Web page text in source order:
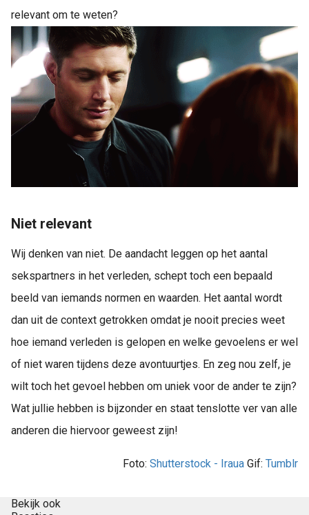
relevant om te weten?
Niet relevant
Wij denken van niet. De aandacht leggen op het aantal
sekspartners in het verleden, schept toch een bepaald
beeld van iemands normen en waarden. Het aantal wordt
dan uit de context getrokken omdat je nooit precies weet
hoe iemand verleden is gelopen en welke gevoelens er wel
of niet waren tijdens deze avontuurtjes. En zeg nou zelf, je
wilt toch het gevoel hebben om uniek voor de ander te zijn?
Wat jullie hebben is bijzonder en staat tenslotte ver van alle
anderen die hiervoor geweest zijn!
Foto: Shutterstock - Iraua Gif: Tumblr
Bekijk ook